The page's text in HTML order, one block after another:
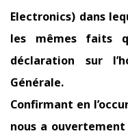
Electronics) dans
les mêmes faits
déclaration sur
Générale.
Confirmant en
nous a